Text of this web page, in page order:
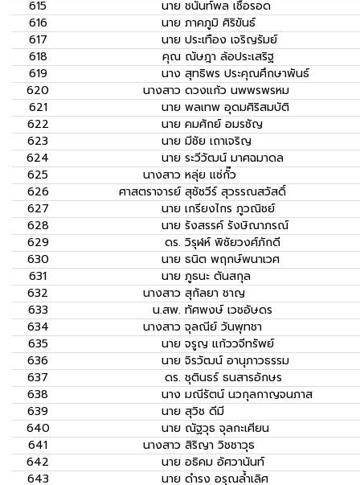
615
นาย ชนันท์พล เชื้อรอด
616
นาย ภาคภูมิ ศิริขันธ์
617
นาย ประเทือง เจริญรัมย์
618
คุณ ณัษฎา ล้อประเสริฐ
619
นาง สุทธิพร ประคุณศึกษาพันธ์
620
นางสาว ดวงแก้ว นพพรพรหม
621
นาย พลเทพ อุดมศิริสมบัติ
622
นาย คมศักย์ อมรชัญ
623
นาย มีชัย เถาเจริญ
624
นาย ระวีวัฒน์ มาศฉมาดล
625
นางสาว หลุ่ย แซ่กั๊ว
626
ศาสตราจารย์ สุชัชวีร์ สุวรรณสวัสดิ์
627
นาย เกรียงไกร ภูวณิชย์
628
นาย รังสรรค์ รังษิณาภรณ์
629
ดร. วิรุฬห์ พิชัยวงศ์ภักดี
630
นาย ธนิต พฤกษ์พนาเวศ
631
นาย ภูธนะ ตันสกุล
632
นางสาว สุกัลยา ชาญ
633
น.สพ. ทัศพงษ์ เวชอัษดร
634
นางสาว จุลณีย์ วันพุทชา
635
นาย จรูญ แก้ววจีทรัพย์
636
นาย จิรวัฒน์ อานุภาวธรรม
637
ดร. ชุตินธร์ ธนสารอักษร
638
นาง มณีรัตน์ นวกุลกาญจนภาส
639
นาย สุวิช ดีมี
640
นาย ณัฐวุธ จุลกะเศียน
641
นางสาว สิริญา วิชชาวุธ
642
นาย อธิคม อัศวานันท์
643
นาย ดำรง อรุณล้ำเลิศ